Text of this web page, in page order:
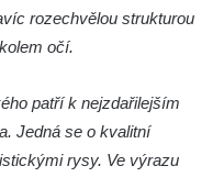
v
Na
rozechvělou strukturou
očí.
patří k nejzdařilejším
Jedná se o kvalitní
rysy. Ve výrazu